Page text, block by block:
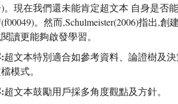
。現在我們還未能肯定超文本 自身是否
。然而,Schulmeister(2006)指出,創
讀更能夠啟發學習。
超文本特別適合如參考資料、論證樹及
模式。
超文本鼓勵用戶採多角度觀點及方針。